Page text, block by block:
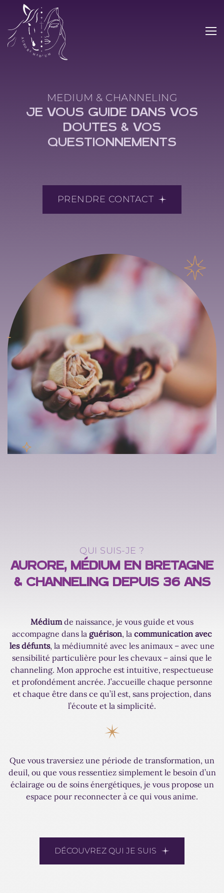
QUI-SUIS-JE ?
MES PRESTATIONS
Guidance et voyance
Magnétisme
Guérison et communication animale
Performances équines
Nettoyage énergétique des lieux
Déontologie
MEDIUM & CHANNELING
JE VOUS GUIDE DANS VOS
DOUTES & VOS
QUESTIONNEMENTS
PRENDRE CONTACT
QUI SUIS-JE ?
AURORE, MÉDIUM EN BRETAGNE
& CHANNELING DEPUIS 36 ANS
Médiumde naissance, je vous guide et vous
accompagne dans la guérison, la communication avec
les défunts, la médiumnité avec les animaux – avec une
sensibilité particulière pour les chevaux – ainsi que le
channeling. Mon approche est intuitive, respectueuse
et profondément ancrée. J’accueille chaque personne
et chaque être dans ce qu’il est, sans projection, dans
l’écoute et la simplicité.
Que vous traversiez une période de transformation, un
deuil, ou que vous ressentiez simplement le besoin d’un
éclairage ou de soins énergétiques, je vous propose un
espace pour reconnecter à ce qui vous anime.
DÉCOUVREZ QUI JE SUIS